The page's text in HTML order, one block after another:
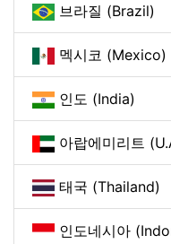
브라질 (Brazil)
멕시코 (Mexico)
인도 (India)
아랍에미리트
태국 (Thailand)
인도네시아